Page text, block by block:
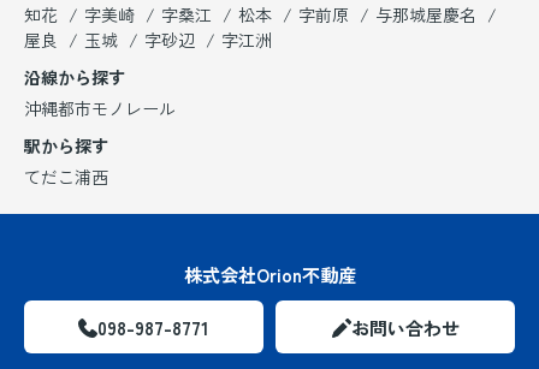
知花
字美崎 字桑江 松本 字前原
与那城屋慶名
屋良
玉城 字砂辺
字江洲
沿線から探す
沖縄都市モノレール
駅から探す
てだこ浦西
株式会社Orion不動産
098-987-8771 お問い合わせ